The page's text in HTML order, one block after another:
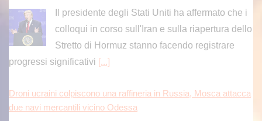
Il presidente degli Stati Uniti ha affermato che i
colloqui in corso sull'Iran e sulla riapertura dello
Stretto di Hormuz stanno facendo registrare
progressi significativi [...]
Droni ucraini colpiscono una raffineria in Russia, Mosca attacca
due navi mercantili vicino Odessa